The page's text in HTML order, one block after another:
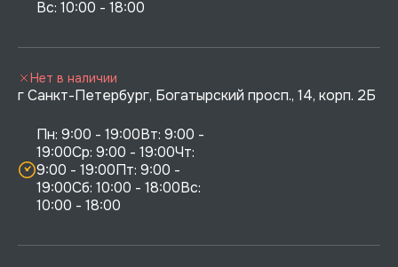
г Санкт-Петербург, Богатырский просп., 14, корп. 2Б
Пн: 9:00 - 19:00Вт: 9:00 -
19:00Ср: 9:00 - 19:00Чт:
9:00 - 19:00Пт: 9:00 -
19:00Сб: 10:00 - 18:00Вс:
10:00 - 18:00
Нет в наличии